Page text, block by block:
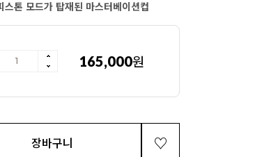
톤 모드가 탑재된 마스터베이션컵
165,000원
장바구니